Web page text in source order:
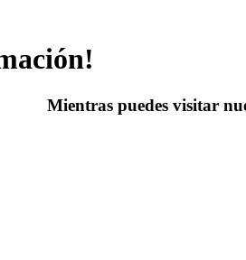
Mientras puedes visitar